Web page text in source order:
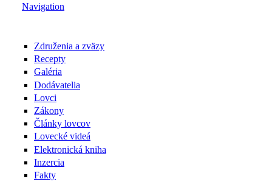
Navigation
Združenia a zväzy
Recepty
Galéria
Dodávatelia
Lovci
Zákony
Články lovcov
Lovecké videá
Elektronická kniha
Inzercia
Fakty